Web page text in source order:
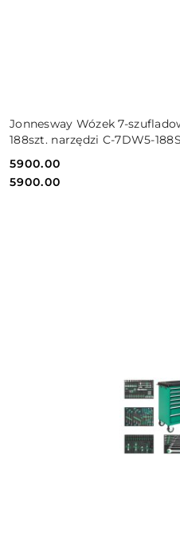
Jonnesway Wózek 7-
188szt. narzędzi C-7DW5-
Cena:
5900.00
Cena:
5900.00